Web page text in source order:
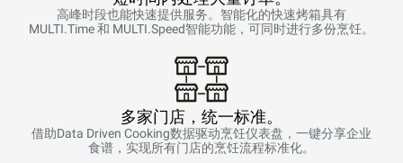
高峰时段也能快速提供服务。智能化的快速烤箱具有
MULTI.Time 和 MULTI.Speed智能功能，可同时进行多份烹饪。
多家门店，统一标准。
借助Data Driven Cooking数据驱动烹饪仪表盘，一键分享企业
食谱，实现所有门店的烹饪流程标准化。